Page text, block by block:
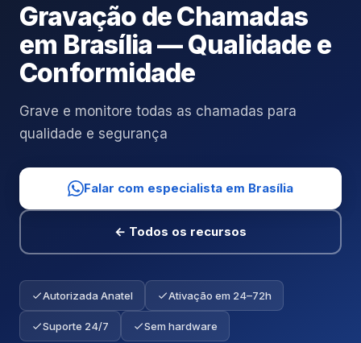
Gravação de Chamadas
em Brasília — Qualidade e
Conformidade
Grave e monitore todas as chamadas para
qualidade e segurança
Falar com especialista em Brasília
← Todos os recursos
Autorizada Anatel Ativação em 24–72h
Suporte 24/7 Sem hardware